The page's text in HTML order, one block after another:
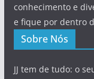
conhecimento e
e fique por dentro
Sobre Nós
JJ tem de tudo: o